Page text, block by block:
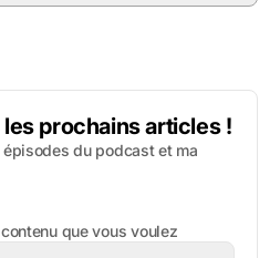
prochains articles !
du podcast et ma
que vous voulez